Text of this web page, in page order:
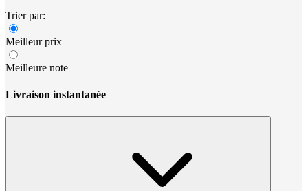
Trier par:
Meilleur prix
Meilleure note
Livraison instantanée